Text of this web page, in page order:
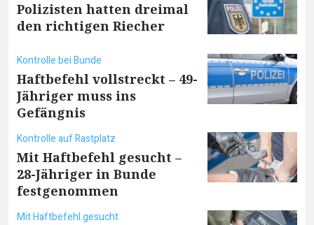
Polizisten hatten dreimal
den richtigen Riecher
Kontrolle bei Bunde
Haftbefehl vollstreckt – 49-
Jähriger muss ins
Gefängnis
Kontrolle auf Rastplatz
Mit Haftbefehl gesucht –
28-Jähriger in Bunde
festgenommen
Mit Haftbefehl gesucht